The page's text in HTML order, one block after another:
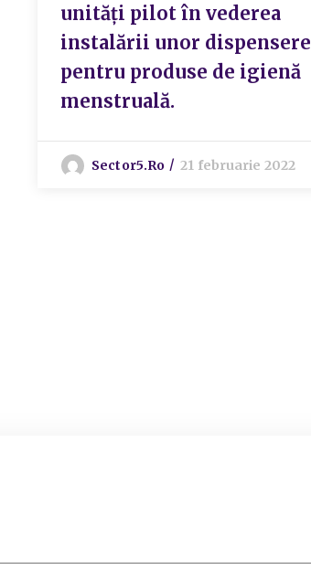
unități pilot în vederea
instalării unor dispensere
pentru produse de igienă
menstruală.
Sector5.ro 21 februarie 2022